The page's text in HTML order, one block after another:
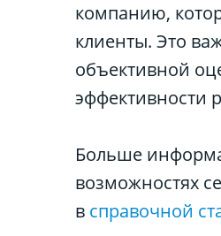
компанию,
клиенты. Это
объективной
эффективности
Больше
возможностях
в справочной